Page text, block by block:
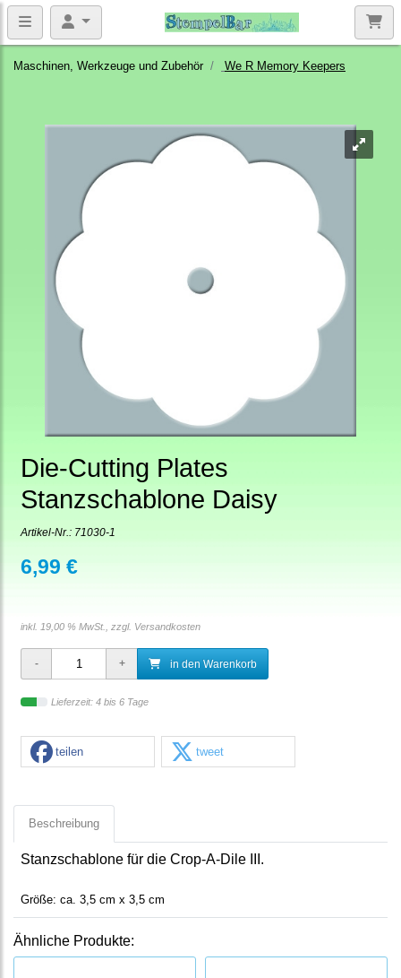
Maschinen, Werkzeuge und Zubehör We R Memory Keepers
Die-Cutting Plates
Stanzschablone Daisy
Artikel-Nr.: 71030-1
6,99 €
inkl. 19,00 % MwSt., zzgl. Versandkosten
in den Warenkorb
Lieferzeit: 4 bis 6 Tage
teilen tweet
Beschreibung
Stanzschablone für die Crop-A-Dile III.
Größe: ca. 3,5 cm x 3,5 cm
Ähnliche Produkte: